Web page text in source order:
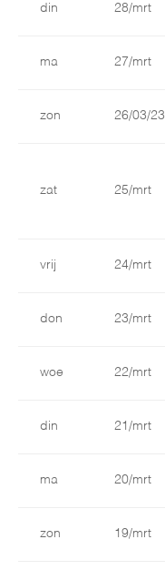
din 28/mrt
ma 27/mrt
zon 26/03/23
zat 25/mrt
vrij 24/mrt
don 23/mrt
woe 22/mrt
din 21/mrt
ma 20/mrt
zon 19/mrt